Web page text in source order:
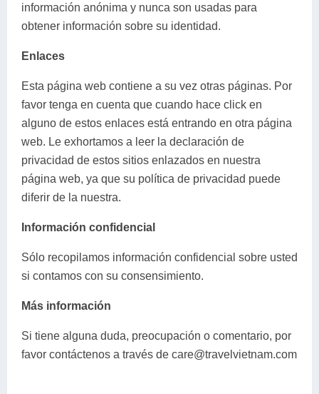
información anónima y nunca son usadas para
obtener información sobre su identidad.
Enlaces
Esta página web contiene a su vez otras páginas. Por
favor tenga en cuenta que cuando hace click en
alguno de estos enlaces está entrando en otra página
web. Le exhortamos a leer la declaración de
privacidad de estos sitios enlazados en nuestra
página web, ya que su política de privacidad puede
diferir de la nuestra.
Información confidencial
Sólo recopilamos información confidencial sobre usted
si contamos con su consensimiento.
Más información
Si tiene alguna duda, preocupación o comentario, por
favor contáctenos a través de care@travelvietnam.com